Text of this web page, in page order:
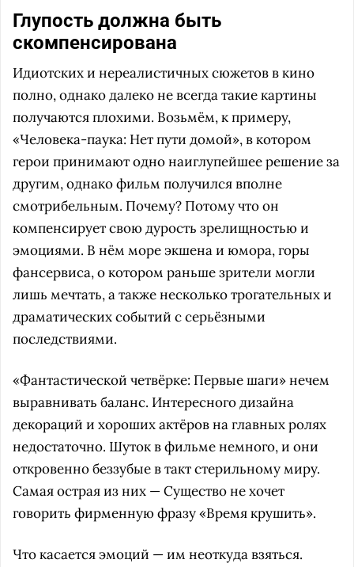
Глупость должна быть
скомпенсирована
Идиотских и нереалистичных сюжетов в кино
полно, однако далеко не всегда такие картины
получаются плохими. Возьмём, к примеру,
«Человека-паука: Нет пути домой», в котором
герои принимают одно наиглупейшее решение за
другим, однако фильм получился вполне
смотрибельным. Почему? Потому что он
компенсирует свою дурость зрелищностью и
эмоциями. В нём море экшена и юмора, горы
фансервиса, о котором раньше зрители могли
лишь мечтать, а также несколько трогательных и
драматических событий с серьёзными
последствиями.
«Фантастической четвёрке: Первые шаги» нечем
выравнивать баланс. Интересного дизайна
декораций и хороших актёров на главных ролях
недостаточно. Шуток в фильме немного, и они
откровенно беззубые в такт стерильному миру.
Самая острая из них — Существо не хочет
говорить фирменную фразу «Время крушить».
Что касается эмоций — им неоткуда взяться.